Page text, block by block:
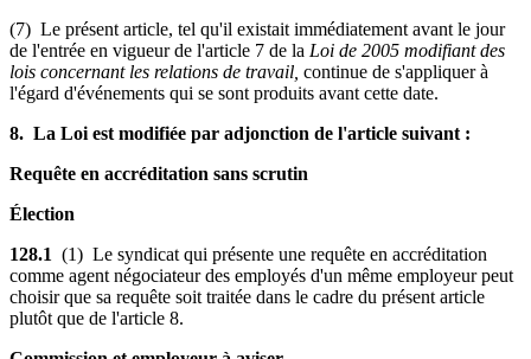
(7) Le présent article, tel qu'il existait immédiatement avant le jour
de l'entrée en vigueur de l'article 7 de la Loi de 2005 modifiant des
lois concernant les relations de travail, continue de s'appliquer à
l'égard d'événements qui se sont produits avant cette date.
8. La Loi est modifiée par adjonction de l'article suivant :
Requête en accréditation sans scrutin
Élection
128.1 (1) Le syndicat qui présente une requête en accréditation
comme agent négociateur des employés d'un même employeur peut
choisir que sa requête soit traitée dans le cadre du présent article
plutôt que de l'article 8.